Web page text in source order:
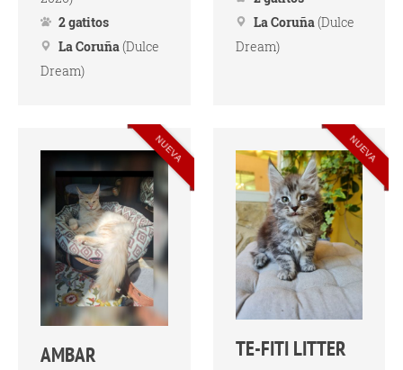
2 gatitos
La Coruña(Dulce
Dream)
La Coruña(Dulce
Dream)
NUEVA
AMBAR
NUEVA
TE-FITI LITTER